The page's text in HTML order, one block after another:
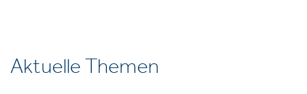
Aktuelle Themen